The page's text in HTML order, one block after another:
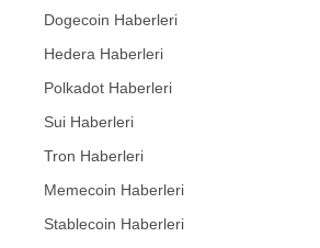
Dogecoin Haberleri
Hedera Haberleri
Polkadot Haberleri
Sui Haberleri
Tron Haberleri
Memecoin Haberleri
Stablecoin Haberleri